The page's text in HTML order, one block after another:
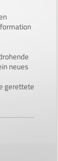
neues
gerettete